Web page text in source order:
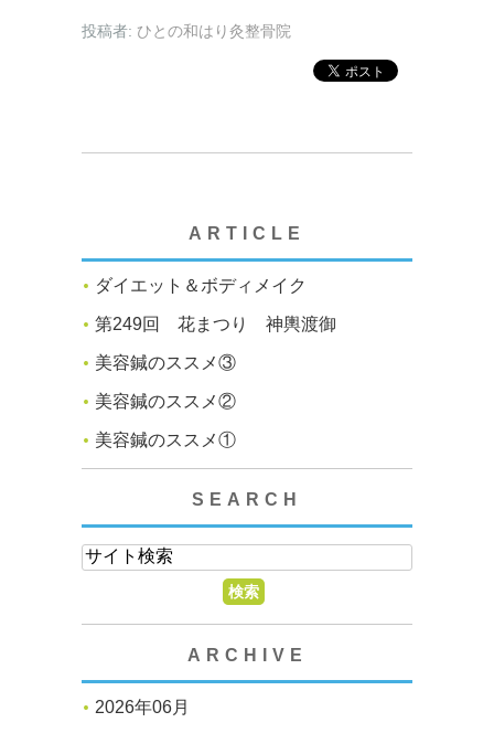
投稿者: ひとの和はり灸整骨院
ARTICLE
ダイエット＆ボディメイク
第249回 花まつり 神輿渡御
美容鍼のススメ③
美容鍼のススメ②
美容鍼のススメ①
SEARCH
ARCHIVE
2026年06月